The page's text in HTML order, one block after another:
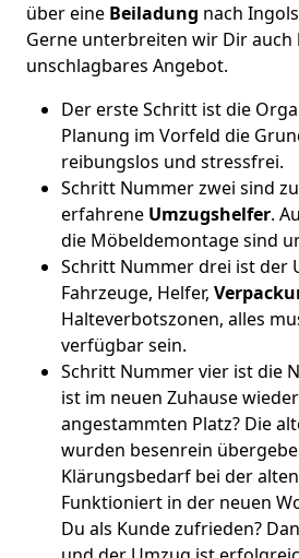
über eine Beiladung nach
Gerne unterbreiten wir Dir auch
unschlagbares Angebot.
Der erste Schritt ist die
Planung im Vorfeld die
reibungslos und stressfrei.
Schritt Nummer zwei sind
erfahrene Umzugshelfer.
die Möbeldemontage sind
Schritt Nummer drei ist der
Fahrzeuge, Helfer,
Halteverbotszonen, alles
verfügbar sein.
Schritt Nummer vier ist die
ist im neuen Zuhause
angestammten Platz? Die
wurden besenrein
Klärungsbedarf bei der
Funktioniert in der neuen
Du als Kunde zufrieden?